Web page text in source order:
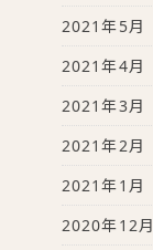
2021年5月
2021年4月
2021年3月
2021年2月
2021年1月
2020年12月